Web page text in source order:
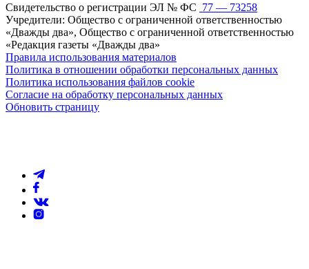
Свидетельство о регистрации ЭЛ № ФС 77 — 73258
Учредители: Общество с ограниченной ответственностью
«Дважды два», Общество с ограниченной ответственностью
«Редакция газеты «Дважды два»
Правила использования материалов
Политика в отношении обработки персональных данных
Политика использования файлов cookie
Согласие на обработку персональных данных
Обновить страницу